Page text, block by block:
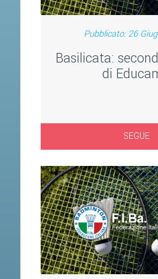
Pubblicato: 26
Basilicata:
di
SEGUE